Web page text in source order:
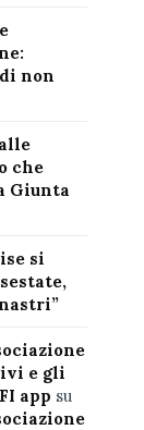
non
che
Giunta
si
e gli
app su